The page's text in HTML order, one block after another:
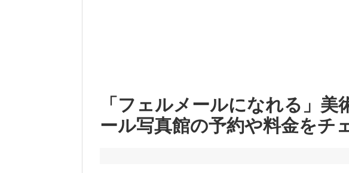
「フェルメールになれる」美
ール写真館の予約や料金をチ